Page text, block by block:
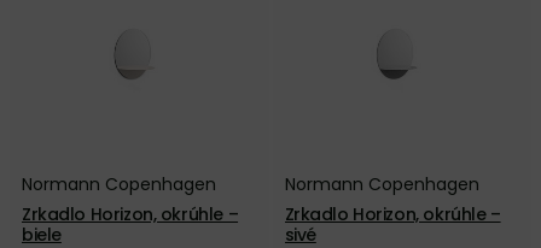
Normann Copenhagen
Zrkadlo Horizon, okrúhle –
biele
Normann Copenhagen
Zrkadlo Horizon, okrúhle –
sivé